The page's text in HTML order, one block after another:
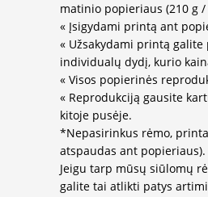
matinio popieriaus (210 g /
« Įsigydami printą ant
« Užsakydami printą
individualų dydį, kurio
« Visos popierinės
« Reprodukciją gausite
kitoje pusėje.
*Nepasirinkus rėmo,
atspaudas ant
Jeigu tarp mūsų siūlomų
galite tai atlikti patys